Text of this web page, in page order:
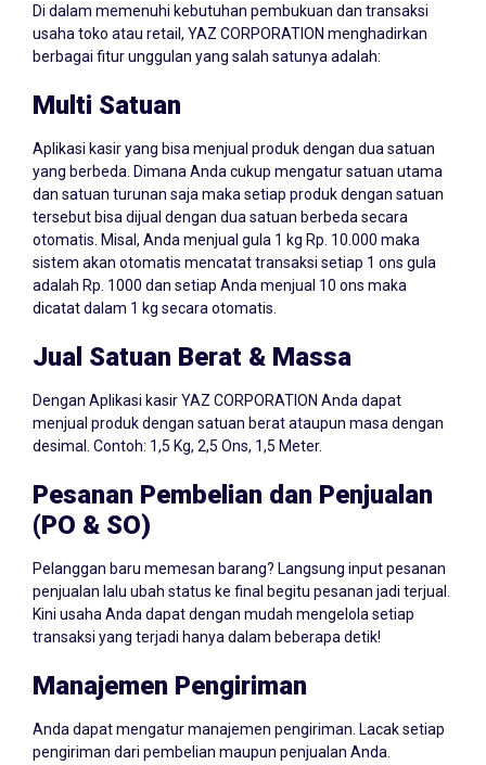
Di dalam memenuhi kebutuhan pembukuan dan transaksi
usaha toko atau retail, YAZ CORPORATION menghadirkan
berbagai fitur unggulan yang salah satunya adalah:
Multi Satuan
Aplikasi kasir yang bisa menjual produk dengan dua satuan
yang berbeda. Dimana Anda cukup mengatur satuan utama
dan satuan turunan saja maka setiap produk dengan satuan
tersebut bisa dijual dengan dua satuan berbeda secara
otomatis. Misal, Anda menjual gula 1 kg Rp. 10.000 maka
sistem akan otomatis mencatat transaksi setiap 1 ons gula
adalah Rp. 1000 dan setiap Anda menjual 10 ons maka
dicatat dalam 1 kg secara otomatis.
Jual Satuan Berat & Massa
Dengan Aplikasi kasir YAZ CORPORATION Anda dapat
menjual produk dengan satuan berat ataupun masa dengan
desimal. Contoh: 1,5 Kg, 2,5 Ons, 1,5 Meter.
Pesanan Pembelian dan Penjualan
(PO & SO)
Pelanggan baru memesan barang? Langsung input pesanan
penjualan lalu ubah status ke final begitu pesanan jadi terjual.
Kini usaha Anda dapat dengan mudah mengelola setiap
transaksi yang terjadi hanya dalam beberapa detik!
Manajemen Pengiriman
Anda dapat mengatur manajemen pengiriman. Lacak setiap
pengiriman dari pembelian maupun penjualan Anda.